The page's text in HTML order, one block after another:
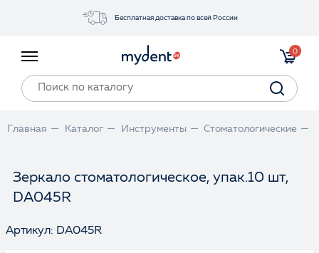
Бесплатная доставка по всей России
0
Главная Каталог Инструменты Стоматологические
Зеркало стоматологическое, упак.10 шт,
DA045R
Артикул: DA045R